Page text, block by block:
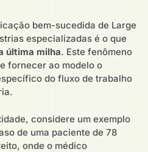
bem-sucedida de Large
especializadas é o que
última milha. Este fenômeno
fornecer ao modelo o
do fluxo de trabalho
considere um exemplo
de uma paciente de 78
onde o médico